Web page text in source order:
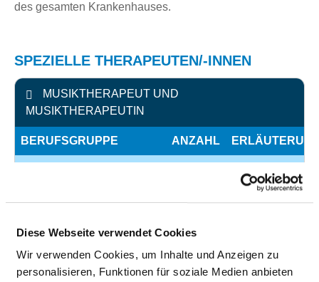
Diese Webseite verwendet Cookies
Wir verwenden Cookies, um Inhalte und Anzeigen zu
personalisieren, Funktionen für soziale Medien anbieten
des gesamten Krankenhauses.
SPEZIELLE THERAPEUTEN/-INNEN
MUSIKTHERAPEUT UND
MUSIKTHERAPEUTIN
BERUFSGRUPPE ANZAHL
Beschäftigungsverhältnis